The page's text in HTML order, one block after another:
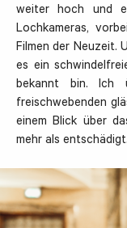
weiter hoch und
Lochkameras,
Filmen der Neuzeit.
es ein
bekannt bin. Ich
freischwebenden
einem Blick über
mehr als entschädigt.